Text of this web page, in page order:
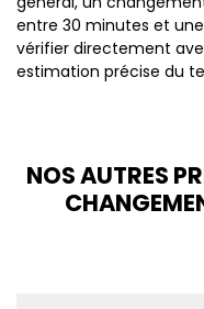
entre 30 minutes et
vérifier directement
estimation précise du
NOS AUTRES